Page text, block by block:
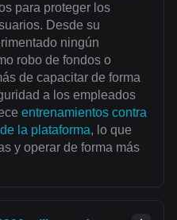
para proteger los
Desde su
ningún
robo de fondos o
de capacitar de forma
a los empleados
entrenamientos contra
la plataforma, lo que
y operar de forma más